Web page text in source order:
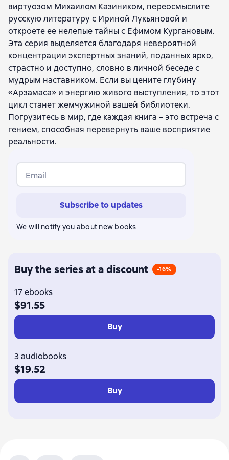
виртуозом Михаилом Казиником, переосмыслите
русскую литературу с Ириной Лукьяновой и
откроете ее нелепые тайны с Ефимом Кургановым.
Эта серия выделяется благодаря невероятной
концентрации экспертных знаний, поданных ярко,
страстно и доступно, словно в личной беседе с
мудрым наставником. Если вы цените глубину
«Арзамаса» и энергию живого выступления, то этот
цикл станет жемчужиной вашей библиотеки.
Погрузитесь в мир, где каждая книга – это встреча с
гением, способная перевернуть ваше восприятие
реальности.
Email
Subscribe to updates
We will notify you about new books
Buy the series at a discount -16%
17 ebooks
$91.55
Buy
3 audiobooks
$19.52
Buy